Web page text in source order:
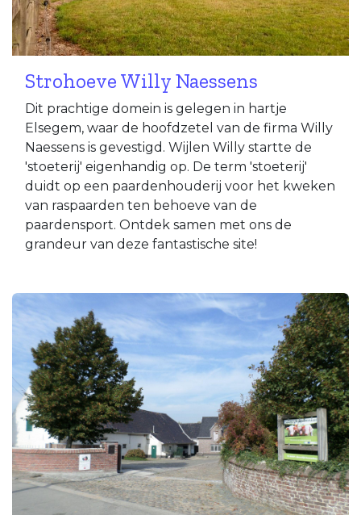
Strohoeve Willy Naessens
Dit prachtige domein is gelegen in hartje
Elsegem, waar de hoofdzetel van de firma Willy
Naessens is gevestigd. Wijlen Willy startte de
'stoeterij' eigenhandig op. De term 'stoeterij'
duidt op een paardenhouderij voor het kweken
van raspaarden ten behoeve van de
paardensport. Ontdek samen met ons de
grandeur van deze fantastische site!